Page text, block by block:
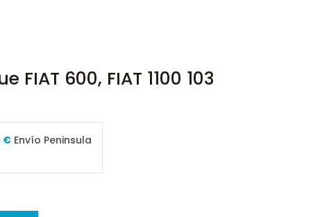
FIAT 600, FIAT 1100 103
€ Envío Peninsula